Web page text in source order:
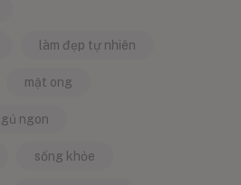
làm đẹp tự nhiên
mật ong
ngon
sống khỏe